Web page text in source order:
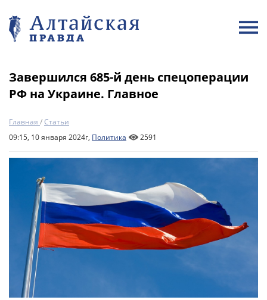
Завершился 685-й день спецоперации
РФ на Украине. Главное
Главная /Статьи
09:15, 10 января 2024г, Политика 2591